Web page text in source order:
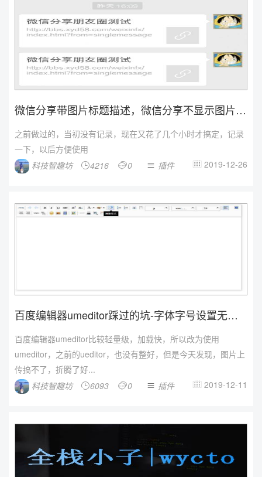
微信分享带图片标题描述，微信分享不显示图片问
之前做过的，当初没有记录，现在又花了几个小时才搞定，记录
一下，以后方便使用
科技智趣坊
4216 0  插件  2019-12-26
百度编辑器umeditor踩过的坑-字体字号设置无效
百度编辑器umeditor比较轻量级，加载快，所以改为使用
umeditor，之前的ueditor，也没有整好，但是今天发现，图片上
传搞不了，折腾了好...
科技智趣坊
6093 0  插件  2019-12-11